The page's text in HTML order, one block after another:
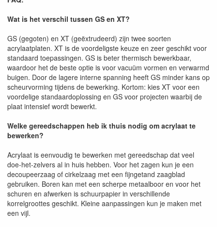
Wat is het verschil tussen GS en XT?
GS (gegoten) en XT (geëxtrudeerd) zijn twee soorten
acrylaatplaten. XT is de voordeligste keuze en zeer geschikt voor
standaard toepassingen. GS is beter thermisch bewerkbaar,
waardoor het de beste optie is voor vacuüm vormen en verwarmd
buigen. Door de lagere interne spanning heeft GS minder kans op
scheurvorming tijdens de bewerking. Kortom: kies XT voor een
voordelige standaardoplossing en GS voor projecten waarbij de
plaat intensief wordt bewerkt.
Welke gereedschappen heb ik thuis nodig om acrylaat te
bewerken?
Acrylaat is eenvoudig te bewerken met gereedschap dat veel
doe-het-zelvers al in huis hebben. Voor het zagen kun je een
decoupeerzaag of cirkelzaag met een fijngetand zaagblad
gebruiken. Boren kan met een scherpe metaalboor en voor het
schuren en afwerken is schuurpapier in verschillende
korrelgroottes geschikt. Kleine aanpassingen kun je maken met
een vijl.